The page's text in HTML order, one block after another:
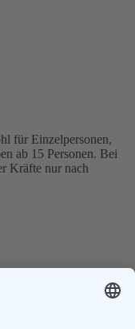
für Einzelpersonen,
ab 15 Personen. Bei
Kräfte nur nach